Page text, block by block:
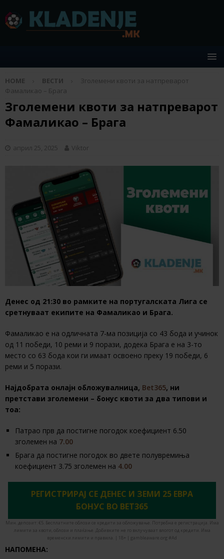
HOME ВЕСТИ
Зголемени квоти за натпреварот
Фамаликао – Брага
Зголемени квоти за натпреварот
Фамаликао – Брага
април 25, 2025 Viktor
Денес од 21:30 во рамките на португалската Лига се
сретнуваат екипите на Фамаликао и Брага.
Фамаликао е на одличната 7-ма позиција со 43 бода и учинок
од 11 победи, 10 реми и 9 порази, додека Брага е на 3-то
место со 63 бода кои ги имаат освоено преку 19 победи, 6
реми и 5 порази.
Најдобрата онлајн обложувалница, Bet365, ни
претстави зголемени – бонус квоти за два типови и
тоа:
Патрао прв да постигне погодок коефициент 6.50
зголемен на 7.00
Брага да постигне погодок во двете полувремиња
коефициент 3.75 зголемен на 4.00
РЕГИСТРИРАЈ СЕ ДЕНЕС И ЗЕМИ 25 ЕВРА
БОНУС ВО BET365
Мин. депозит: €5. Бесплатните облози се кредити за обложување. Потребна е регистрација. Има
лимити за квоти, облози и плаќање. Добивките не го вклучуваат влогот од кредити. Има
временски лимити и правила. | 18+ | gambleaware.org #Ad
НАПОМЕНА: